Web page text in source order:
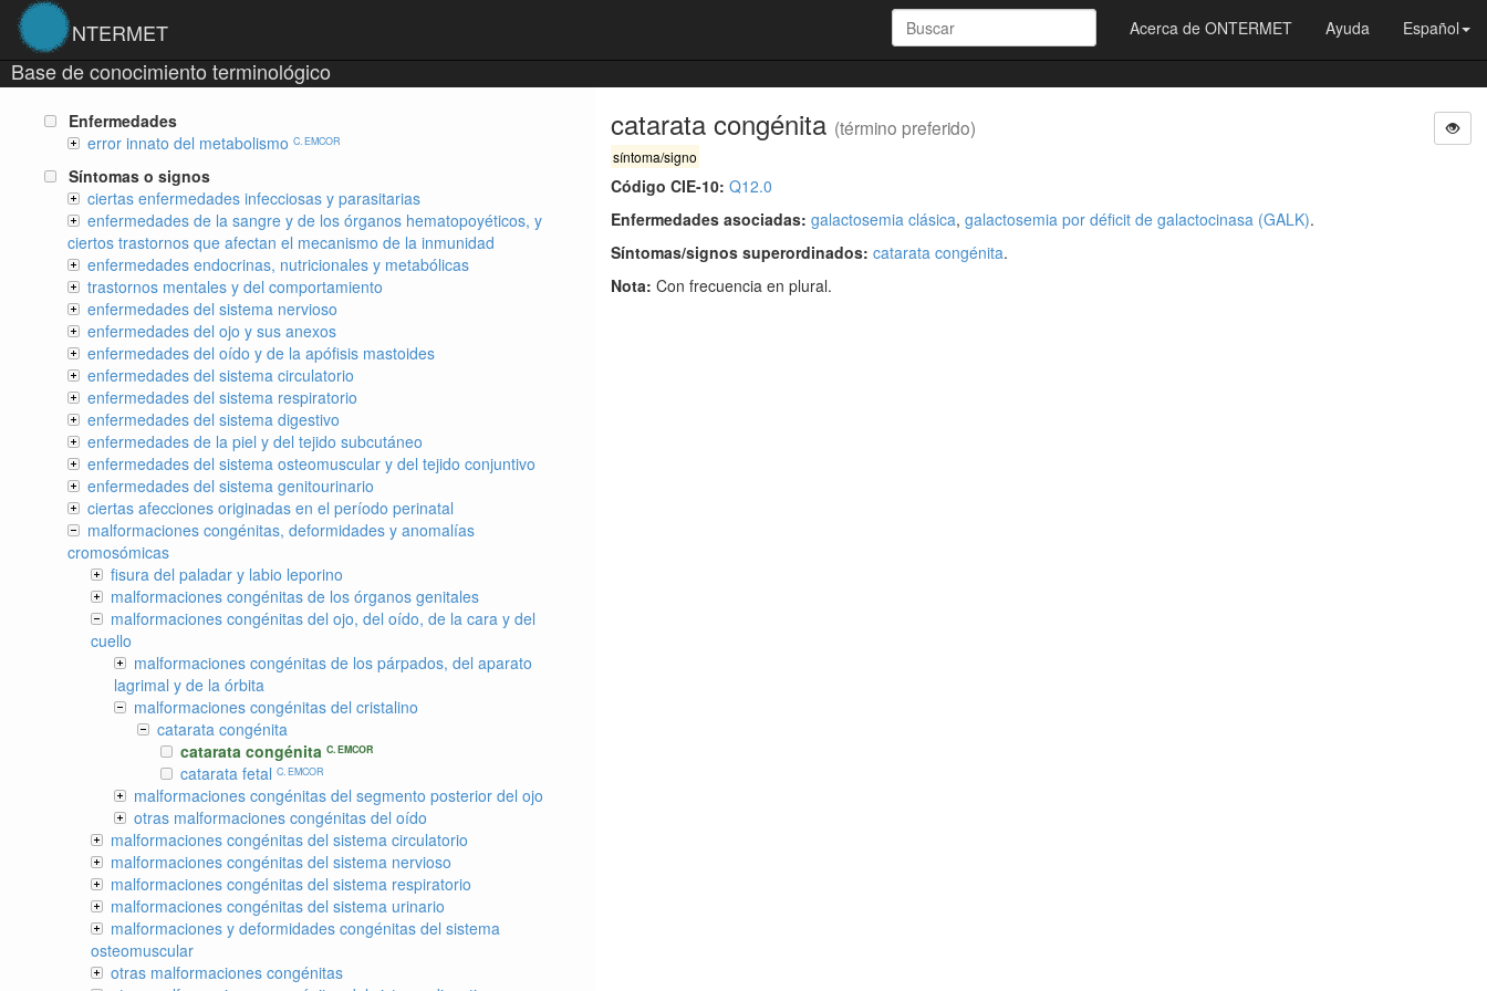
NTERMET Acerca de ONTERMET Ayuda Español
Base de conocimiento terminológico
catarata congénita (término preferido)
síntoma/signo
Código CIE-10: Q12.0
Enfermedades asociadas: galactosemia clásica, galactosemia por déficit de galactocinasa (GALK).
Síntomas/signos superordinados: catarata congénita.
Nota: Con frecuencia en plural.
Enfermedades
error innato del metabolismo C. EMCOR
Síntomas o signos
ciertas enfermedades infecciosas y parasitarias
enfermedades de la sangre y de los órganos hematopoyéticos, y
ciertos trastornos que afectan el mecanismo de la inmunidad
enfermedades endocrinas, nutricionales y metabólicas
trastornos mentales y del comportamiento
enfermedades del sistema nervioso
enfermedades del ojo y sus anexos
enfermedades del oído y de la apófisis mastoides
enfermedades del sistema circulatorio
enfermedades del sistema respiratorio
enfermedades del sistema digestivo
enfermedades de la piel y del tejido subcutáneo
enfermedades del sistema osteomuscular y del tejido conjuntivo
enfermedades del sistema genitourinario
ciertas afecciones originadas en el período perinatal
malformaciones congénitas, deformidades y anomalías
cromosómicas
fisura del paladar y labio leporino
malformaciones congénitas de los órganos genitales
malformaciones congénitas del ojo, del oído, de la cara y del
cuello
malformaciones congénitas de los párpados, del aparato
lagrimal y de la órbita
malformaciones congénitas del cristalino
catarata congénita
catarata congénita C. EMCOR
catarata fetal C. EMCOR
malformaciones congénitas del segmento posterior del ojo
otras malformaciones congénitas del oído
malformaciones congénitas del sistema circulatorio
malformaciones congénitas del sistema nervioso
malformaciones congénitas del sistema respiratorio
malformaciones congénitas del sistema urinario
malformaciones y deformidades congénitas del sistema
osteomuscular
otras malformaciones congénitas